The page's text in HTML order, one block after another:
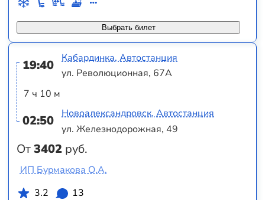
Выбрать билет
19:40
7 ч 10 м
02:50
От3402 руб.
Кабардинка, Автостанция
ул. Революционная, 67А
Новоалександровск, Автостанция
ул. Железнодорожная, 49
ИП Бурмакова О.А.
3.2
13